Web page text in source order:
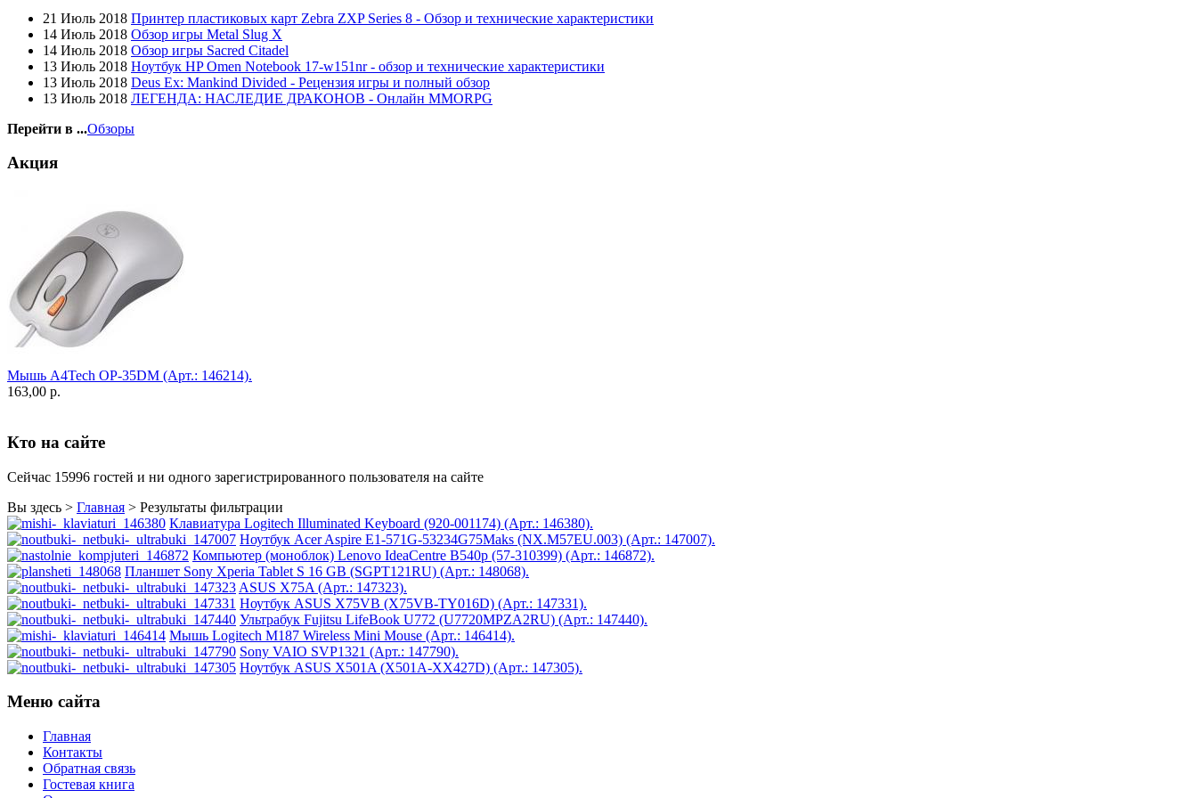
Goclever
Golden field(3)
Grand
Gresso(2)
Hacker
Hp (16)
Htc
Huawei
Kme
Lenovo(2)
Logicfox
(1)
Logicpower(1)
Logitech
(75)
Majesty
Manhattan(2)
Maxxtro(4)
Modecom(2)
Motorola
Ncomputing
Nexus(1)
Pegatron
Pipo
Pixus
Pleomax(1)
Pocketbook
Prestigio
Primepc
Rapoo
(14)
Razer(27)
Revoltec(2)
Rim2000
Samsung
Smartpc
Solarwind
Sony
Speed-link(2)
Steelseries(13)
21 Июль 2018 Принтер пластиковых карт Zebra ZXP Series 8 - Обзор и технические характеристики
14 Июль 2018 Обзор игры Metal Slug X
14 Июль 2018 Обзор игры Sacred Citadel
13 Июль 2018 Ноутбук HP Omen Notebook 17-w151nr - обзор и технические характеристики
13 Июль 2018 Deus Ex: Mankind Divided - Рецензия игры и полный обзор
13 Июль 2018 ЛЕГЕНДА: НАСЛЕДИЕ ДРАКОНОВ - Онлайн MMORPG
Перейти в ...Обзоры
Акция
Мышь A4Tech OP-35DM (Арт.: 146214).
163,00 р.
Кто на сайте
Сейчас 15996 гостей и ни одного зарегистрированного пользователя на сайте
Вы здесь > Главная > Результаты фильтрации
Клавиатура Logitech Illuminated Keyboard (920-001174) (Арт.: 146380).
Ноутбук Acer Aspire E1-571G-53234G75Maks (NX.M57EU.003) (Арт.: 147007).
Компьютер (моноблок) Lenovo IdeaCentre B540p (57-310399) (Арт.: 146872).
Планшет Sony Xperia Tablet S 16 GB (SGPT121RU) (Арт.: 148068).
ASUS X75A (Арт.: 147323).
Ноутбук ASUS X75VB (X75VB-TY016D) (Арт.: 147331).
Ультрабук Fujitsu LifeBook U772 (U7720MPZA2RU) (Арт.: 147440).
Мышь Logitech M187 Wireless Mini Mouse (Арт.: 146414).
Sony VAIO SVP1321 (Арт.: 147790).
Ноутбук ASUS X501A (X501A-XX427D) (Арт.: 147305).
Меню сайта
Главная
Контакты
Обратная связь
Гостевая книга